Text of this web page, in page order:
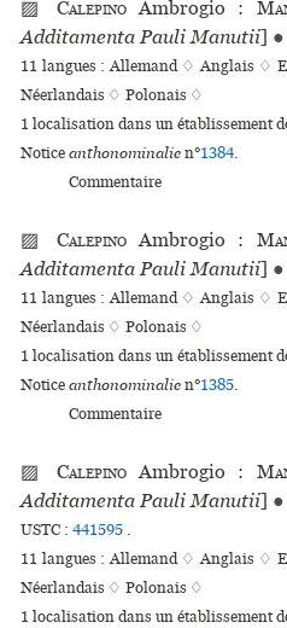
▨ Calepino Ambrogio :
Additamenta Pauli Manutii] ●
11 langues :Allemand ♢Anglais ♢
Néerlandais ♢ Polonais ♢
1 localisation dans un établissement
Noticeanthonominalien°1384.
Commentaire
▨ Calepino Ambrogio :
Additamenta Pauli Manutii] ●
11 langues :Allemand ♢Anglais ♢
Néerlandais ♢ Polonais ♢
1 localisation dans un établissement
Noticeanthonominalien°1385.
Commentaire
▨ Calepino Ambrogio :
Additamenta Pauli Manutii] ●
USTC : 441595 .
11 langues :Allemand ♢Anglais ♢
Néerlandais ♢ Polonais ♢
1 localisation dans un établissement